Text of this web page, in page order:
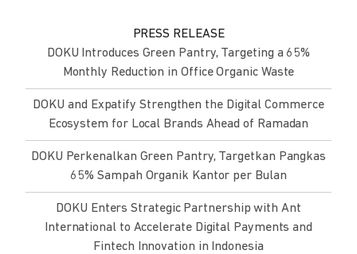
PRESS RELEASE
DOKU Introduces Green Pantry, Targeting a 65%
Monthly Reduction in Office Organic Waste
DOKU and Expatify Strengthen the Digital Commerce
Ecosystem for Local Brands Ahead of Ramadan
DOKU Perkenalkan Green Pantry, Targetkan Pangkas
65% Sampah Organik Kantor per Bulan
DOKU Enters Strategic Partnership with Ant
International to Accelerate Digital Payments and
Fintech Innovation in Indonesia